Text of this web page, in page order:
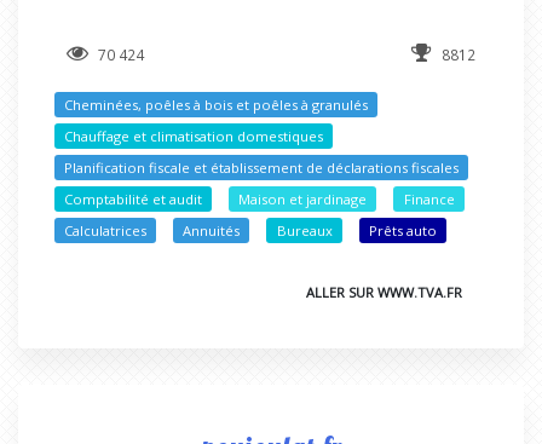
70 424 8812
Cheminées, poêles à bois et poêles à granulés
Chauffage et climatisation domestiques
Planification fiscale et établissement de déclarations fiscales
Comptabilité et audit
Maison et jardinage
Finance
Calculatrices
Annuités Bureaux Prêts auto
ALLER SUR WWW.TVA.FR